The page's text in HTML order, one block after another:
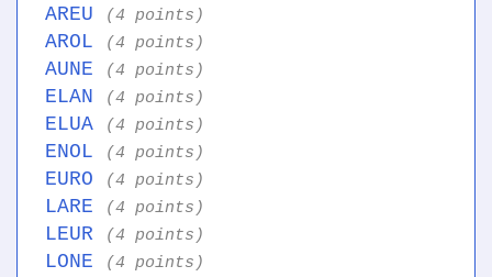
AREU (4 points)
AROL (4 points)
AUNE (4 points)
ELAN (4 points)
ELUA (4 points)
ENOL (4 points)
EURO (4 points)
LARE (4 points)
LEUR (4 points)
LONE (4 points)